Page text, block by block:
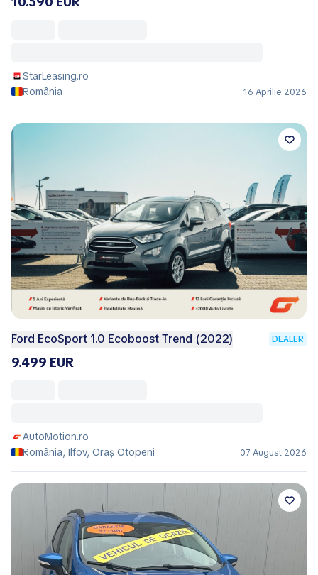
StarLeasing.ro
România
16 Aprilie 2026
Ford EcoSport 1.0 Ecoboost Trend (2022) DEALER
9.499 EUR
AutoMotion.ro
România, Ilfov, Oraş Otopeni
07 August 2026